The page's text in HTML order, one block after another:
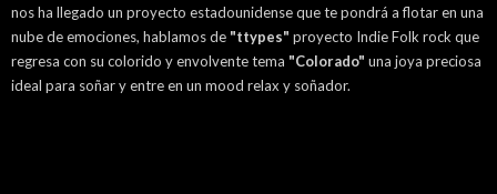
nos ha llegado un proyecto estadounidense que te pondrá a flotar en una
nube de emociones, hablamos de "ttypes" proyecto Indie Folk rock que
regresa con su colorido y envolvente tema "Colorado" una joya preciosa
ideal para soñar y entre en un mood relax y soñador.